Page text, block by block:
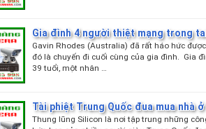
Gia đình 4 người thiệt mạng trong
Gavin Rhodes (Australia) đã rất háo hức
đó là chuyến đi cuối cùng của gia đình. Gia
39 tuổi, một nhân …
Tài phiệt Trung Quốc đua mua nhà
Thung lũng Silicon là nơi tập trung những